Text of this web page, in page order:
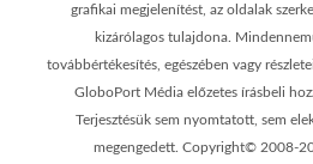
grafikai megjelenítést, az oldalak
kizárólagos tulajdona.
továbbértékesítés, egészében vagy
GloboPort Média előzetes írásbeli
Terjesztésük sem nyomtatott, sem
megengedett. Copyright© 2008-